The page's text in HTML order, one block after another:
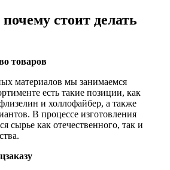
стоит делать
товаров
материалов мы занимаемся
есть такие позиции, как
и холлофайбер, а также
В процессе изготовления
сырье как отечественного, так и